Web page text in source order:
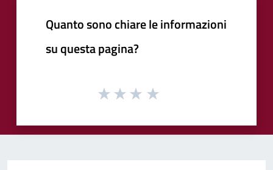
Quanto sono chiare le informazioni
su questa pagina?